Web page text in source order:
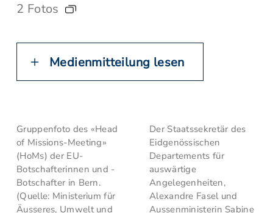
2 Fotos
Medienmitteilung lesen
Gruppenfoto des «Head
of Missions-Meeting»
(HoMs) der EU-
Botschafterinnen und -
Botschafter in Bern.
(Quelle: Ministerium für
Äusseres, Umwelt und
Der Staatssekretär des
Eidgenössischen
Departements für
auswärtige
Angelegenheiten,
Alexandre Fasel und
Aussenministerin Sabine